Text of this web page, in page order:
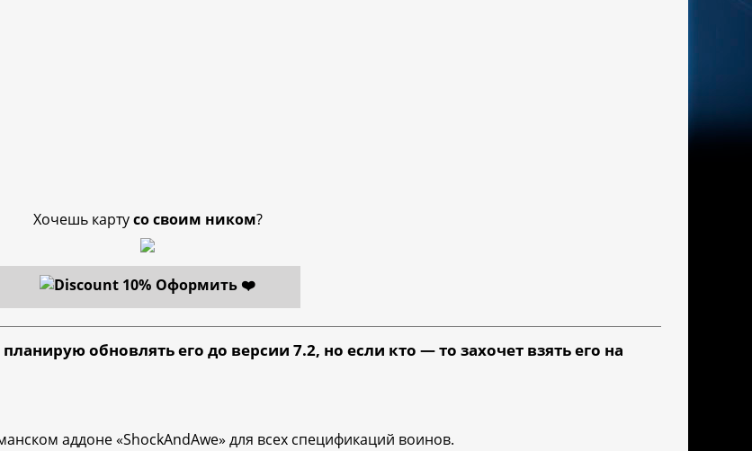
Хочешь картусо своим ником?
Оформить ❤️
обновлять его до версии 7.2, но если кто — то захочет взять его на
аддоне «ShockAndAwe» для всех спецификаций воинов.